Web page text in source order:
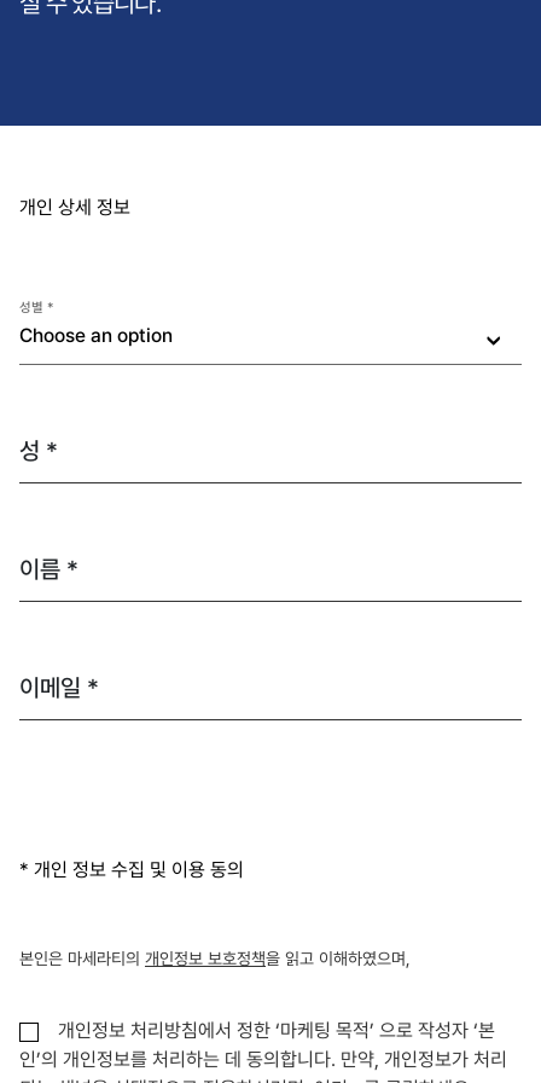
개인 상세 정보
Choose an option
성별 *
성 *
이름 *
이메일 *
* 개인 정보 수집 및 이용 동의
본인은 마세라티의 개인정보 보호정책을 읽고 이해하였으며,
개인정보 처리방침에서 정한 ‘마케팅 목적’ 으로 작성자 ‘본
인’의 개인정보를 처리하는 데 동의합니다. 만약, 개인정보가 처리